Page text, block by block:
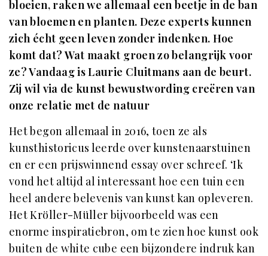
bloeien, raken we allemaal een beetje in de ban
van bloemen en planten. Deze experts kunnen
zich écht geen leven zonder indenken. Hoe
komt dat? Wat maakt groen zo belangrijk voor
ze? Vandaag is Laurie Cluitmans aan de beurt.
Zij wil via de kunst bewustwording creëren van
onze relatie met de natuur
Het begon allemaal in 2016, toen ze als
kunsthistoricus leerde over kunstenaarstuinen
en er een prijswinnend essay over schreef. ‘Ik
vond het altijd al interessant hoe een tuin een
heel andere belevenis van kunst kan opleveren.
Het Kröller-Müller bijvoorbeeld was een
enorme inspiratiebron, om te zien hoe kunst ook
buiten de white cube een bijzondere indruk kan